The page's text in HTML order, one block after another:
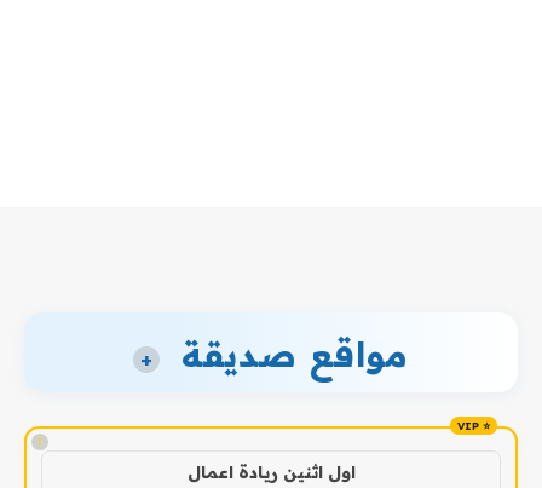
مواقع صديقة +
!
اول اثنين ريادة اعمال